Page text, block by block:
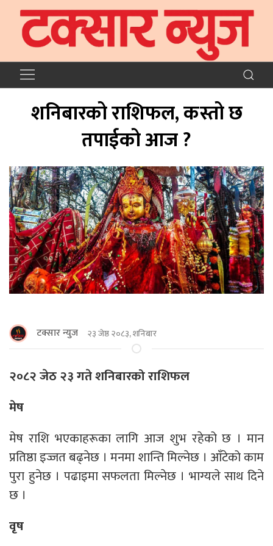
शनिबारको राशिफल, कस्तो छ
तपाईको आज ?
टक्सार न्युज २३ जेष्ठ २०८३, शनिबार
२०८२ जेठ २३ गते शनिबारको राशिफल
मेष
मेष राशि भएकाहरूका लागि आज शुभ रहेको छ । मान
प्रतिष्ठा इज्जत बढ्नेछ । मनमा शान्ति मिल्नेछ । आँटेको काम
पुरा हुनेछ । पढाइमा सफलता मिल्नेछ । भाग्यले साथ दिने
छ ।
वृष